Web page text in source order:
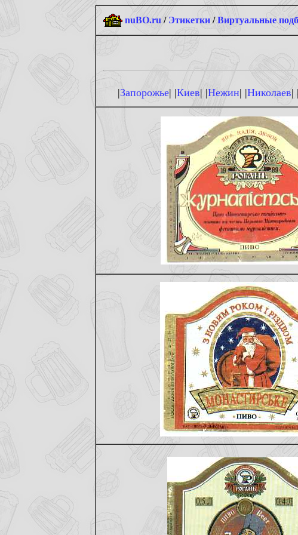
nuBO.ru / Этикетки /Виртуальные
|Запорожье| |Киев| |Нежин| |Николаев| |